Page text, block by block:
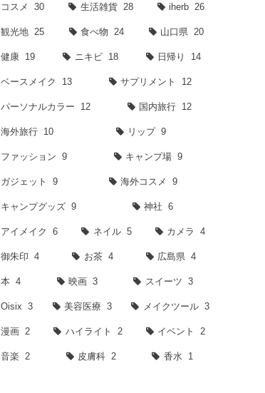
コスメ 30 生活雑貨 28 iherb 26
観光地 25 食べ物 24 山口県 20
健康 19 ニキビ 18 日帰り 14
ベースメイク 13 サプリメント 12
パーソナルカラー 12 国内旅行 12
海外旅行 10 リップ 9
ファッション 9 キャンプ場 9
ガジェット 9 海外コスメ 9
キャンプグッズ 9 神社 6
アイメイク 6 ネイル 5 カメラ 4
御朱印 4 お茶 4 広島県 4
本 4 映画 3 スイーツ 3
Oisix 3 美容医療 3 メイクツール 3
漫画 2 ハイライト 2 イベント 2
音楽 2 皮膚科 2 香水 1